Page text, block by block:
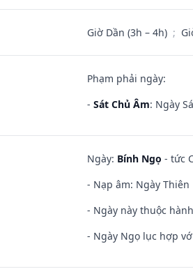
Giờ Dần (3h – 4h) ;
Phạm phải ngày:
- Sát Chủ Âm: Ngày
Ngày: Bính Ngọ - tức
- Nạp âm: Ngày Thiên
- Ngày này thuộc
- Ngày Ngọ lục hợp